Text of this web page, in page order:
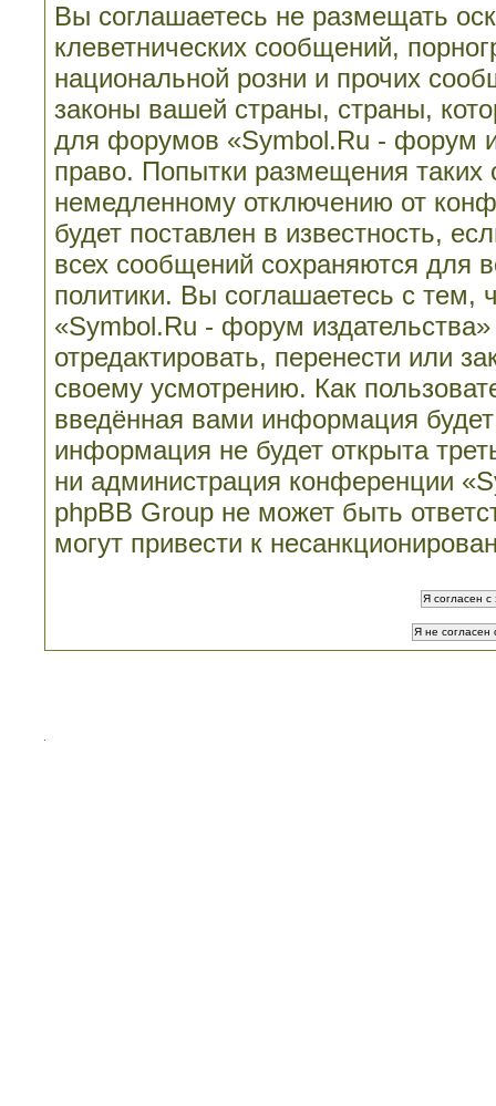
Вы соглашаетесь не размещать
клеветнических сообщений,
национальной розни и прочих
законы вашей страны, страны,
для форумов «Symbol.Ru - форум
право. Попытки размещения
немедленному отключению от
будет поставлен в известность,
всех сообщений сохраняются для
политики. Вы соглашаетесь с
«Symbol.Ru - форум
отредактировать, перенести или
своему усмотрению. Как
введённая вами информация
информация не будет открыта
ни администрация конференции
phpBB Group не может быть
могут привести к